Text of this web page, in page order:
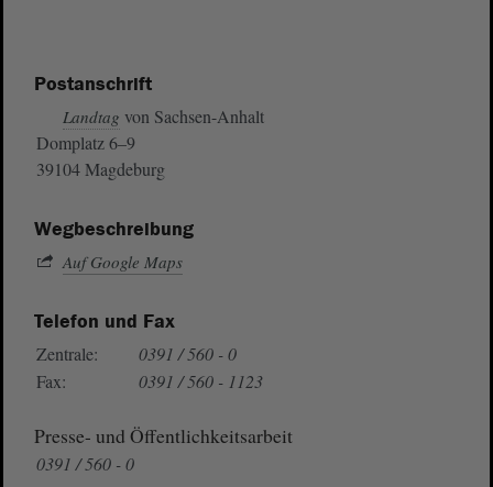
Postanschrift
Landtag von Sachsen-Anhalt
Domplatz 6–9
39104 Magdeburg
Wegbeschreibung
Auf Google Maps
Telefon und Fax
Zentrale:
0391 / 560 - 0
Fax:
0391 / 560 - 1123
Presse- und Öffentlichkeitsarbeit
0391 / 560 - 0